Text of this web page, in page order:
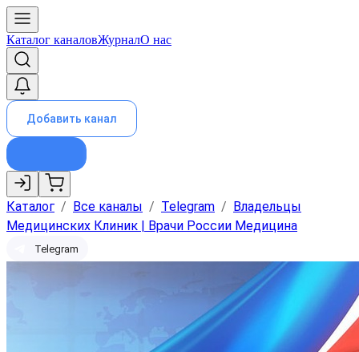
Каталог каналовЖурналО нас
Добавить канал
Каталог / Все каналы / Telegram / Владельцы
Медицинских Клиник | Врачи России Медицина
Telegram